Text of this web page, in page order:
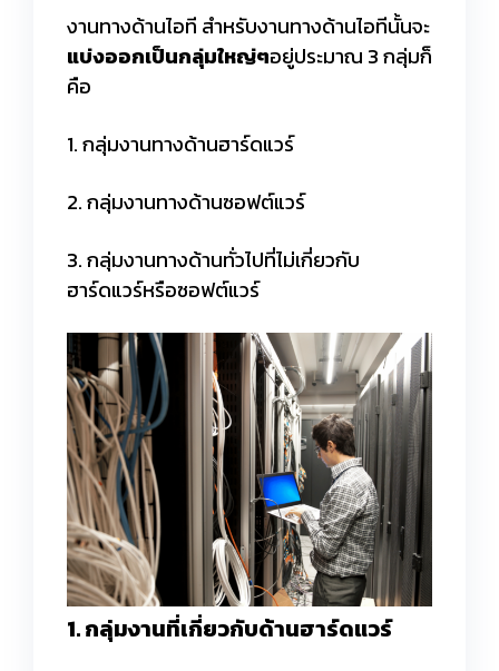
งานทางด้านไอที สำหรับงานทางด้านไอทีนั้นจะ
แบ่งออกเป็นกลุ่มใหญ่ๆอยู่ประมาณ 3 กลุ่มก็
คือ
1. กลุ่มงานทางด้านฮาร์ดแวร์
2. กลุ่มงานทางด้านซอฟต์แวร์
3. กลุ่มงานทางด้านทั่วไปที่ไม่เกี่ยวกับ
ฮาร์ดแวร์หรือซอฟต์แวร์
1. กลุ่มงานที่เกี่ยวกับด้านฮาร์ดแวร์